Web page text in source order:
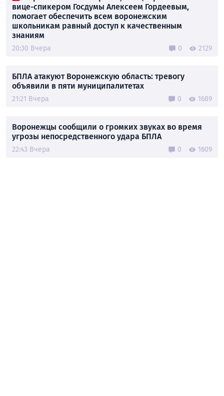
вице-спикером Госдумы Алексеем Гордеевым,
помогает обеспечить всем воронежским
школьникам равный доступ к качественным
знаниям
20:30 Вчера 0 2129
БПЛА атакуют Воронежскую область: тревогу
объявили в пяти муниципалитетах
21:21 Вчера 0 1689
Воронежцы сообщили о громких звуках во время
угрозы непосредственного удара БПЛА
22:43 Вчера 0 1609